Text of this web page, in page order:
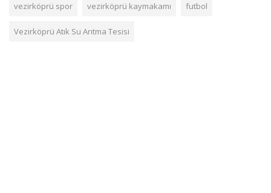
vezirköprü spor vezirköprü kaymakamı futbol
Vezirköprü Atık Su Arıtma Tesisi